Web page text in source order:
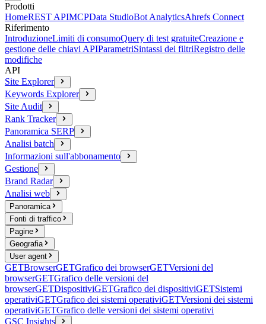
Prodotti
HomeREST APIMCPData StudioBot AnalyticsAhrefs Connect
Riferimento
IntroduzioneLimiti di consumoQuery di test gratuiteCreazione e
gestione delle chiavi APIParametriSintassi dei filtriRegistro delle
modifiche
API
Site Explorer
Keywords Explorer
Site Audit
Rank Tracker
Panoramica SERP
Analisi batch
Informazioni sull'abbonamento
Gestione
Brand Radar
Analisi web
Panoramica
Fonti di traffico
Pagine
Geografia
User agent
GETBrowserGETGrafico dei browserGETVersioni del
browserGETGrafico delle versioni del
browserGETDispositiviGETGrafico dei dispositiviGETSistemi
operativiGETGrafico dei sistemi operativiGETVersioni dei sistemi
operativiGETGrafico delle versioni dei sistemi operativi
GSC Insights